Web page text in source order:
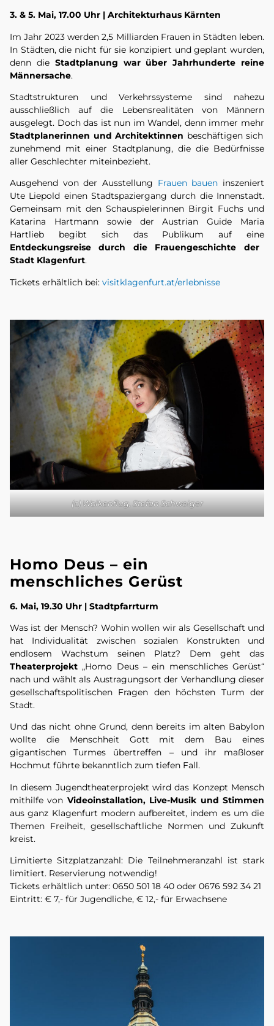
3. & 5. Mai, 17.00 Uhr | Architekturhaus Kärnten
Im Jahr 2023 werden 2,5 Milliarden Frauen in Städten leben.
In Städten, die nicht für sie konzipiert und geplant wurden,
denn die Stadtplanung war über Jahrhunderte reine
Männersache.
Stadtstrukturen und Verkehrssysteme sind nahezu
ausschließlich auf die Lebensrealitäten von Männern
ausgelegt. Doch das ist nun im Wandel, denn immer mehr
Stadtplanerinnen und Architektinnen beschäftigen sich
zunehmend mit einer Stadtplanung, die die Bedürfnisse
aller Geschlechter miteinbezieht.
Ausgehend von der Ausstellung Frauen bauen inszeniert
Ute Liepold einen Stadtspaziergang durch die Innenstadt.
Gemeinsam mit den Schauspielerinnen Birgit Fuchs und
Katarina Hartmann sowie der Austrian Guide Maria
Hartlieb begibt sich das Publikum auf eine
Entdeckungsreise durch die Frauengeschichte der
Stadt Klagenfurt.
Tickets erhältlich bei: visitklagenfurt.at/erlebnisse
(c) Wolkenflug, Stefan Schweiger
Homo Deus – ein
menschliches Gerüst
6. Mai, 19.30 Uhr | Stadtpfarrturm
Was ist der Mensch? Wohin wollen wir als Gesellschaft und
hat Individualität zwischen sozialen Konstrukten und
endlosem Wachstum seinen Platz? Dem geht das
Theaterprojekt„Homo Deus – ein menschliches Gerüst“
nach und wählt als Austragungsort der Verhandlung dieser
gesellschaftspolitischen Fragen den höchsten Turm der
Stadt.
Und das nicht ohne Grund, denn bereits im alten Babylon
wollte die Menschheit Gott mit dem Bau eines
gigantischen Turmes übertreffen – und ihr maßloser
Hochmut führte bekanntlich zum tiefen Fall.
In diesem Jugendtheaterprojekt wird das Konzept Mensch
mithilfe von Videoinstallation, Live-Musik und Stimmen
aus ganz Klagenfurt modern aufbereitet, indem es um die
Themen Freiheit, gesellschaftliche Normen und Zukunft
kreist.
Limitierte Sitzplatzanzahl: Die Teilnehmeranzahl ist stark
limitiert. Reservierung notwendig!
Tickets erhältlich unter: 0650 501 18 40 oder 0676 592 34 21
Eintritt: € 7,- für Jugendliche, € 12,- für Erwachsene